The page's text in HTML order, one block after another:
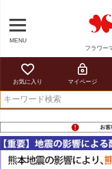
MENU
フラワー
お気に入り マイページ